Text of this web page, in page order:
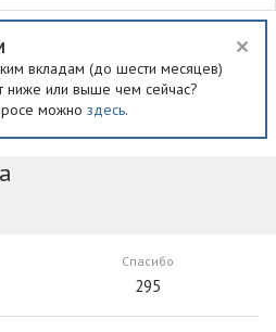
вкладам (до шести месяцев)
ниже или выше чем сейчас?
можно здесь.
Спасибо
295